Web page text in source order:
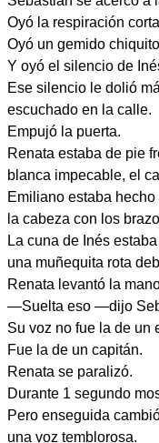
Oyó la respiración
Oyó un gemido
Y oyó el silencio de
Ese silencio le dolió
escuchado en la calle.
Empujó la puerta.
Renata estaba de pie
blanca impecable, el
Emiliano estaba
la cabeza con los
La cuna de Inés
una muñequita rota
Renata levantó la
—Suelta eso —dijo
Su voz no fue la de un
Fue la de un capitán.
Renata se paralizó.
Durante 1 segundo
Pero enseguida
una voz temblorosa.